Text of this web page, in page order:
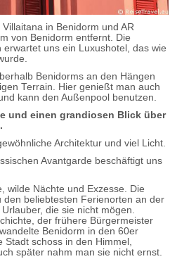
in Benidorm und AR
von Benidorm entfernt. Die
uns ein Luxushotel, das wie
Benidorms an den Hängen
Terrain. Hier genießt man auch
kann den Außenpool benutzen.
und einen grandiosen Blick über
Architektur und viel Licht.
Avantgarde beschäftigt uns
wilde Nächte und Exzesse. Die
beliebtesten Ferienorten an der
die sie nicht mögen.
der frühere Bürgermeister
Benidorm in den 60er
Stadt schoss in den Himmel,
später nahm man sie nicht ernst.